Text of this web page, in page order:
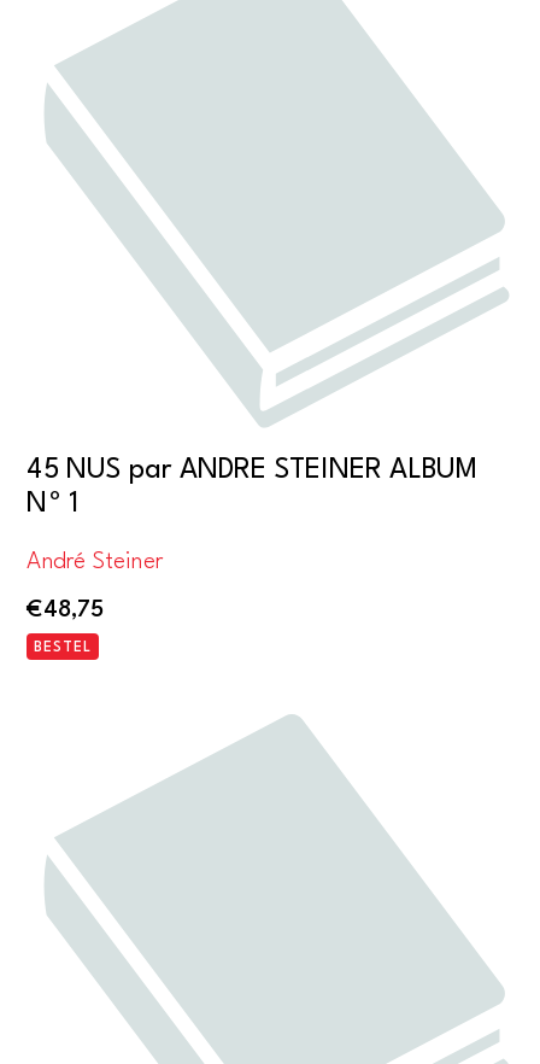
45 NUS par ANDRE STEINER ALBUM
Nº 1
André Steiner
€48,75
BESTEL